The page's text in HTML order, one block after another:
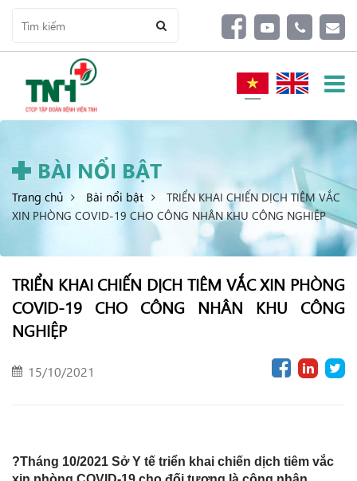
BÀI NỔI BẬT
Trang chủ Bài nổi bật
TRIỂN KHAI CHIẾN DỊCH TIÊM VẮC
XIN PHÒNG COVID-19 CHO CÔNG NHÂN KHU CÔNG NGHIỆP
TRIỂN KHAI CHIẾN DỊCH TIÊM VẮC XIN PHÒNG
COVID-19 CHO CÔNG NHÂN KHU CÔNG
NGHIỆP
15/10/2021
?Tháng 10/2021 Sở Y tế triển khai chiến dịch tiêm vắc